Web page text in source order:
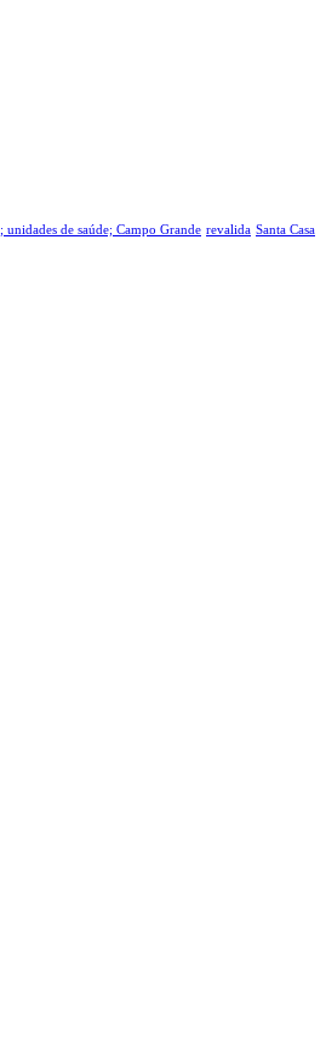
de saúde; Campo Grande revalida Santa Casa